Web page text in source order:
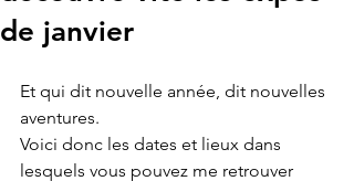
de janvier
Et qui dit nouvelle année, dit nouvelles
aventures.
Voici donc les dates et lieux dans
lesquels vous pouvez me retrouver